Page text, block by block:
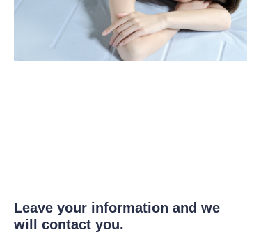
Leave your information and we
will contact you.